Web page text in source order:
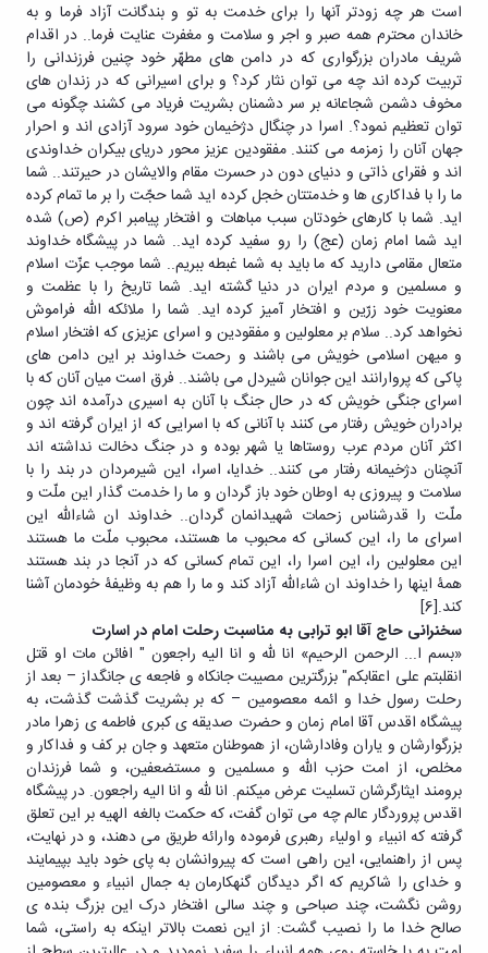
است هر چه زودتر آنها را برای خدمت به تو و بندگانت آزاد فرما و به
خاندان محترم همه صبر و اجر و سلامت و مغفرت عنایت فرما.. در اقدام
شریف مادران بزرگواری که در دامن های مطهّر خود چنین فرزندانی را
تربیت کرده اند چه می توان نثار کرد؟ و برای اسیرانی که در زندان های
مخوف دشمن شجاعانه بر سر دشمنان بشریت فریاد می کشند چگونه می
توان تعظیم نمود؟. اسرا در چنگال دژخیمان خود سرود آزادی اند و احرار
جهان آنان را زمزمه می کنند. مفقودین عزیز محور دریای بیکران خداوندی
اند و فقرای ذاتی و دنیای دون در حسرت مقام والایشان در حیرتند.. شما
ما را با فداکاری ها و خدمتتان خجل کرده اید شما حجّت را بر ما تمام کرده
اید. شما با کارهای خودتان سبب مباهات و افتخار پیامبر اکرم (ص) شده
اید شما امام زمان (عج) را رو سفید کرده اید.. شما در پیشگاه خداوند
متعال مقامی دارید که ما باید به شما غبطه ببریم.. شما موجب عزّت اسلام
و مسلمین و مردم ایران در دنیا گشته اید. شما تاریخ را با عظمت و
معنویت خود زرّین و افتخار آمیز کرده اید. شما را ملائکه الله فراموش
نخواهد کرد.. سلام بر معلولین و مفقودین و اسرای عزیزی که افتخار اسلام
و میهن اسلامی خویش می باشند و رحمت خداوند بر این دامن های
پاکی که پروارانند این جوانان شیردل می باشند.. فرق است میان آنان که با
اسرای جنگی خویش که در حال جنگ با آنان به اسیری درآمده اند چون
برادران خویش رفتار می کنند با آنانی که با اسرایی که از ایران گرفته اند و
اکثر آنان مردم عرب روستاها یا شهر بوده و در جنگ دخالت نداشته اند
آنچنان دژخیمانه رفتار می کنند.. خدایا، اسرا، این شیرمردان در بند را با
سلامت و پیروزی به اوطان خود باز گردان و ما را خدمت گذار این ملّت و
ملّت را قدرشناس زحمات شهیدانمان گردان.. خداوند ان شاءالله این
اسرای ما را، این کسانی که محبوب ما هستند، محبوب ملّت ما هستند
این معلولین را، این اسرا را، این تمام کسانی که در آنجا در بند هستند
همۀ اینها را خداوند ان شاءالله آزاد کند و ما را هم به وظیفۀ خودمان آشنا
کند.[6]
سخنرانی حاج آقا ابو ترابی به مناسبت رحلت امام در اسارت
«بسم ا... الرحمن الرحیم» انا لله و انا الیه راجعون " افائن مات او قتل
انقلبتم علی اعقابکم" بزرگترین مصیبت جانکاه و فاجعه ی جانگداز – بعد از
رحلت رسول خدا و ائمه معصومین – که بر بشریت گذشت گذشت، به
پیشگاه اقدس آقا امام زمان و حضرت صدیقه ی کبری فاطمه ی زهرا مادر
بزرگوارشان و یاران وفادارشان، از هموطنان متعهد و جان بر کف و فداکار و
مخلص، از امت حزب الله و مسلمین و مستضعفین، و شما فرزندان
برومند ایثارگرشان تسلیت عرض میکنم. انا لله و انا الیه راجعون. در پیشگاه
اقدس پروردگار عالم چه می توان گفت، که حکمت بالغه الهیه بر این تعلق
گرفته که انبیاء و اولیاء رهبری فرموده وارائه طریق می دهند، و در نهایت،
پس از راهنمایی، این راهی است که پیروانشان به پای خود باید بپیمایند
و خدای را شاکریم که اگر دیدگان گنهکارمان به جمال انبیاء و معصومین
روشن نگشت، چند صباحی و چند سالی افتخار درک این بزرگ بنده ی
صالح خدا ما را نصیب گشت: از این نعمت بالاتر اینکه به راستی، شما